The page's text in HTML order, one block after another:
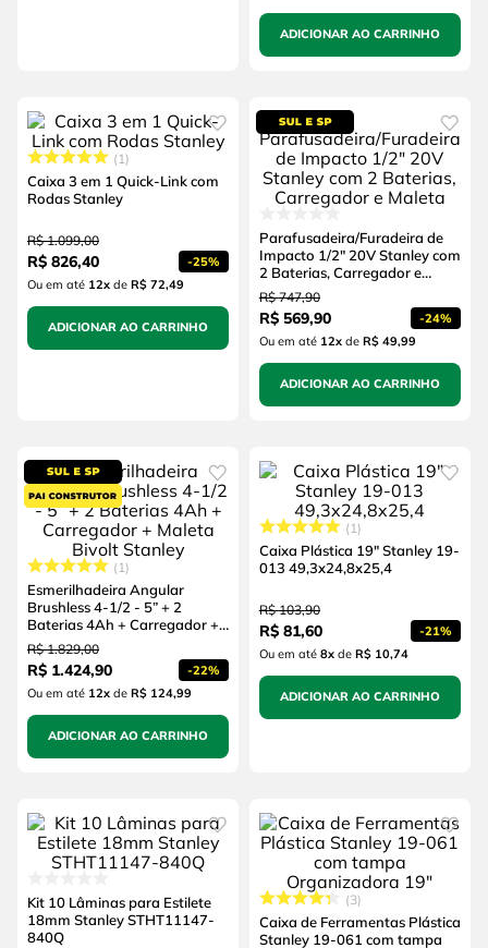
ADICIONAR AO CARRINHO
1
Caixa 3 em 1 Quick-Link com
Rodas Stanley
R$ 1.099,00
R$ 826,40 -25%
Ou em até 12xde R$ 72,49
ADICIONAR AO CARRINHO
Parafusadeira/Furadeira de
Impacto 1/2" 20V Stanley com
2 Baterias, Carregador e
Maleta
R$ 747,90
R$ 569,90 -24%
Ou em até 12xde R$ 49,99
ADICIONAR AO CARRINHO
1
Esmerilhadeira Angular
Brushless 4-1/2 - 5” + 2
Baterias 4Ah + Carregador +
Maleta Bivolt Stanley
R$ 1.829,00
R$ 1.424,90 -22%
Ou em até 12xde R$ 124,99
ADICIONAR AO CARRINHO
1
Caixa Plástica 19" Stanley 19-
013 49,3x24,8x25,4
R$ 103,90
R$ 81,60 -21%
Ou em até 8xde R$ 10,74
ADICIONAR AO CARRINHO
Kit 10 Lâminas para Estilete
18mm Stanley STHT11147-
840Q
3
Caixa de Ferramentas Plástica
Stanley 19-061 com tampa